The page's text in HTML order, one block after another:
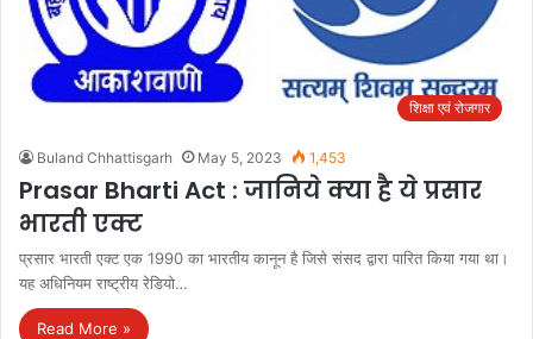
शिक्षा एवं रोजगार
Buland Chhattisgarh May 5, 2023 1,453
Prasar Bharti Act : जानिये क्या है ये प्रसार
भारती एक्ट
प्रसार भारती एक्ट एक 1990 का भारतीय कानून है जिसे संसद द्वारा पारित किया गया था।
यह अधिनियम राष्ट्रीय रेडियो…
Read More »